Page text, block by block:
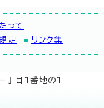
って
定 リンク集
丁目1番地の1